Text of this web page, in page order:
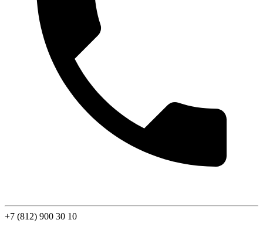
+7 (812) 900 30 10